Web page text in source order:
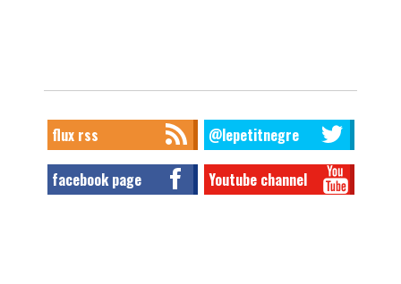
flux rss @lepetitnegre
facebook page Youtube channel